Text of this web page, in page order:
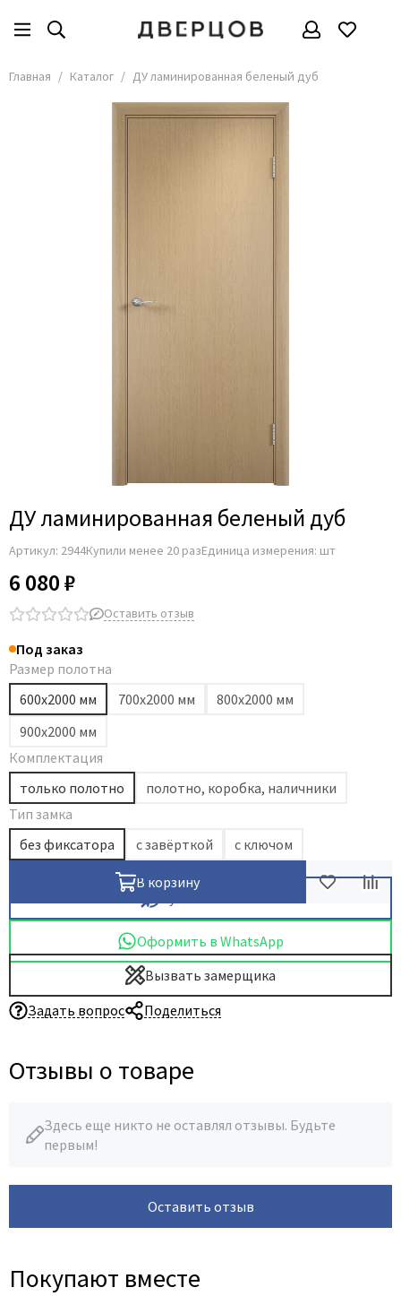
Главная Каталог ДУ ламинированная беленый дуб
ДУ ламинированная беленый дуб
Артикул: 2944Купили менее 20 разЕдиница измерения: шт
6 080 ₽
Оставить отзыв
Под заказ
Размер полотна
600х2000 мм
700х2000 мм
800х2000 мм
900х2000 мм
Комплектация
только полотно
полотно, коробка, наличники
Тип замка
без фиксатора
с завёрткой с ключом
В корзину
Оформить в WhatsApp
Вызвать замерщика
Задать вопрос
Поделиться
Отзывы о товаре
Здесь еще никто не оставлял отзывы. Будьте
первым!
Оставить отзыв
Покупают вместе